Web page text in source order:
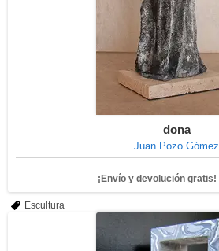
dona
Juan Pozo Gómez
¡Envío y devolución gratis!
Escultura